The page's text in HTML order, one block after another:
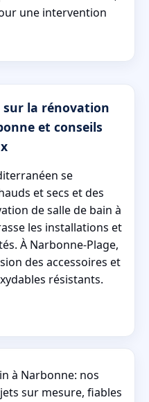
une intervention
sur la rénovation
et conseils
se
et secs et des
de salle de bain à
les installations et
À Narbonne-Plage,
des accessoires et
résistants.
à Narbonne: nos
sur mesure, fiables